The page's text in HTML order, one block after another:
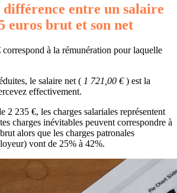
différence entre un salaire
euros brut et son net
à la rémunération pour laquelle
le salaire net ( 1 721,00 €) est la
effectivement.
2 235 €, les charges salariales représentent
charges inévitables peuvent correspondre à
alors que les charges patronales
vont de 25% à 42%.